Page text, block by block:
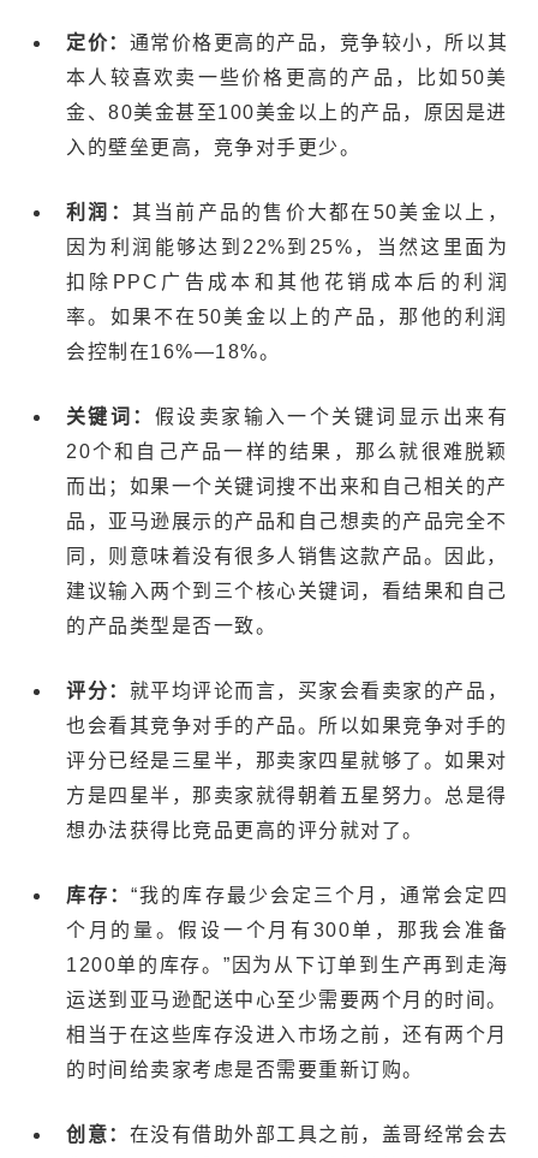
定价： 通常价格更高的产品，竞争较小，所以其
本人较喜欢卖一些价格更高的产品，比如50美
金、80美金甚至100美金以上的产品，原因是进
入的壁垒更高，竞争对手更少。
利润： 其当前产品的售价大都在50美金以上，
因为利润能够达到22%到25%，当然这里面为
扣除PPC广告成本和其他花销成本后的利润
率。如果不在50美金以上的产品，那他的利润
会控制在16%—18%。
关键词： 假设卖家输入一个关键词显示出来有
20个和自己产品一样的结果，那么就很难脱颖
而出；如果一个关键词搜不出来和自己相关的产
品，亚马逊展示的产品和自己想卖的产品完全不
同，则意味着没有很多人销售这款产品。因此，
建议输入两个到三个核心关键词，看结果和自己
的产品类型是否一致。
评分： 就平均评论而言，买家会看卖家的产品，
也会看其竞争对手的产品。所以如果竞争对手的
评分已经是三星半，那卖家四星就够了。如果对
方是四星半，那卖家就得朝着五星努力。总是得
想办法获得比竞品更高的评分就对了。
库存：“我的库存最少会定三个月，通常会定四
个月的量。假设一个月有300单，那我会准备
1200单的库存。”因为从下订单到生产再到走海
运送到亚马逊配送中心至少需要两个月的时间。
相当于在这些库存没进入市场之前，还有两个月
的时间给卖家考虑是否需要重新订购。
创意： 在没有借助外部工具之前，盖哥经常会去